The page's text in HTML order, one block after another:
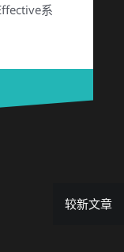
系
较新文章